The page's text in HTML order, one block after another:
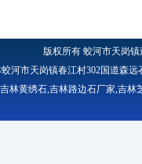
版权所有蛟河市天岗
河市天岗镇春江村302国道森远
吉林黄绣石,吉林路边石厂家,吉林